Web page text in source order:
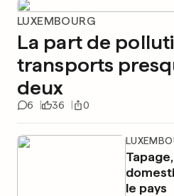
LUXEMBOURG
La part de
transports
deux
6 36 0
le pays